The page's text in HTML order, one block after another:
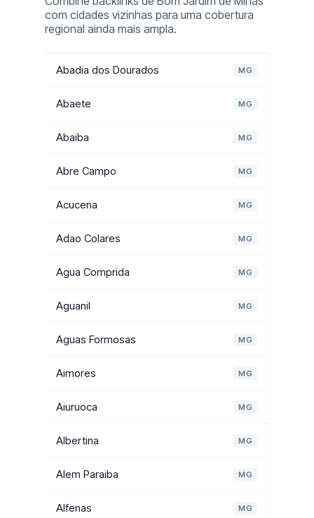
com cidades vizinhas para uma cobertura
regional ainda mais ampla.
Abadia dos Dourados MG
Abaete MG
Abaiba MG
Abre Campo MG
Acucena MG
Adao Colares MG
Agua Comprida MG
Aguanil MG
Aguas Formosas MG
Aimores MG
Aiuruoca MG
Albertina MG
Alem Paraiba MG
Alfenas MG